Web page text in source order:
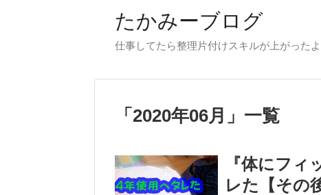
たかみーブログ
仕事してたら整理片付けスキルが上がった
「 2020年06月 」 一覧
『体にフィ
レた【その